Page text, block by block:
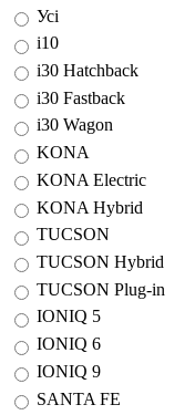
Усі
i10
i30 Hatchback
i30 Fastback
i30 Wagon
KONA
KONA Electric
KONA Hybrid
TUCSON
TUCSON Hybrid
TUCSON Plug-in
IONIQ 5
IONIQ 6
IONIQ 9
SANTA FE